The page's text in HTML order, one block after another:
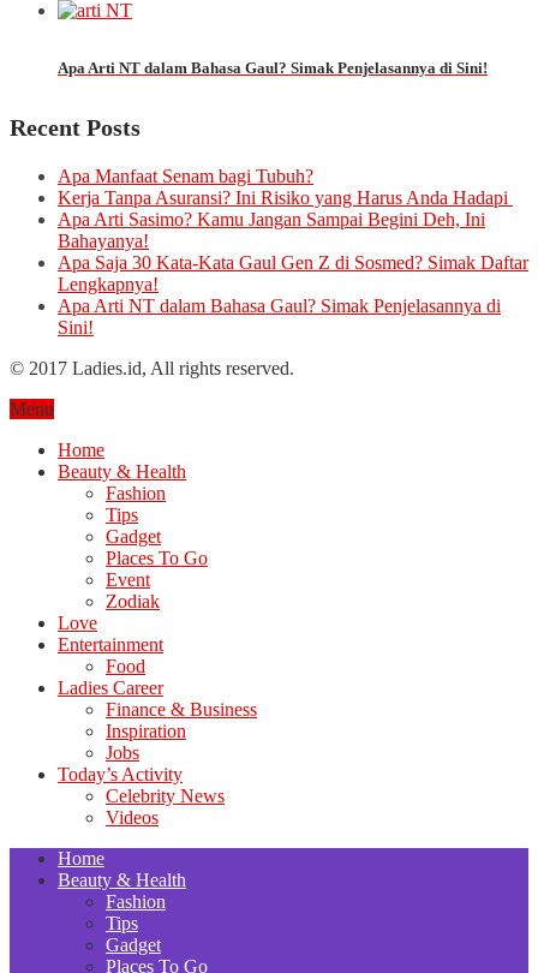
Apa Arti NT dalam Bahasa Gaul? Simak Penjelasannya di Sini!
Recent Posts
Apa Manfaat Senam bagi Tubuh?
Kerja Tanpa Asuransi? Ini Risiko yang Harus Anda Hadapi
Apa Arti Sasimo? Kamu Jangan Sampai Begini Deh, Ini
Bahayanya!
Apa Saja 30 Kata-Kata Gaul Gen Z di Sosmed? Simak Daftar
Lengkapnya!
Apa Arti NT dalam Bahasa Gaul? Simak Penjelasannya di
Sini!
© 2017 Ladies.id, All rights reserved.
Menu
Home
Beauty & Health
Fashion
Tips
Gadget
Places To Go
Event
Zodiak
Love
Entertainment
Food
Ladies Career
Finance & Business
Inspiration
Jobs
Today’s Activity
Celebrity News
Videos
Home
Beauty & Health
Fashion
Tips
Gadget
Places To Go